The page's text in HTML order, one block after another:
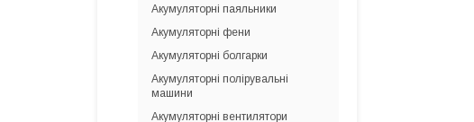
Акумуляторні паяльники
Акумуляторні фени
Акумуляторні болгарки
Акумуляторні полірувальні
машини
Акумуляторні вентилятори